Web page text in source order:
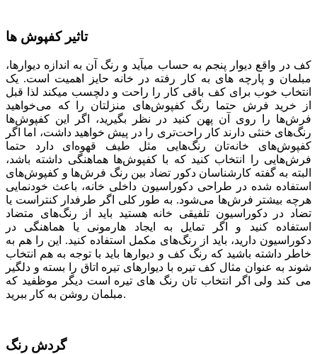
تاثیر کفپوش ها
کف در واقع دیوار پنجم به حساب می­آید و رنگ آن به اندازه دیوارها،
مبلمان و پارچه­ های به کار رفته در خانه حایز اهمیت است. یک
انتخاب خوب برای کف باقی کار را راحت و دلچسب می­کند لذا قبل
از خرید فرش حتما رنگ کفپوش‌های منزلتان را که می‌خواهید
فرش‌ها را روی آن پهن کنید در نظر بگیرید، اگر این کفپوش‌ها
رنگ‌های خنثی دارند کار راحت‌تری را در پیش خواهید داشت، اما اگر
کفپوش‌های خانه‌تان رنگ‌هایی مثل طیف قهوه‌ای دارد حتما
فرش‌هایی را انتخاب کنید که با کفپوش‌ها هماهنگی داشته باشد،
البته به گفته کارشناسان دکور تضاد بین رنگ فرش‌ها و کفپوش‌های
استفاده شده در طراحی دکوراسیون داخلی خانه، باعث خودنمایی
هرچه بیشتر فرش‌ها می‌شود. به طور کلی اگر طرفدار کنتراست یا
تضاد در دکوراسیون تلفیقی خانه هستید باید از رنگ‌های متضاد
استفاده کنید و اگر تمایل به ایجاد هارمونی یا هماهنگی در
دکوراسیون دارید، باید از رنگ‌های مکمل استفاده کنید. این را هم به
خاطر داشته باشید که رنگ کف و دیوارها باید با توجه به هم انتخاب
شوند به عنوان مثال کف تیره با دیوارهای تیره اتاق را بسته و دلگیر
می کند ولی اگر انتخاب تان رنگ های تیره است دیگر موظفید که
مبلمان روشن به کار ببرید.
گردش رنگ